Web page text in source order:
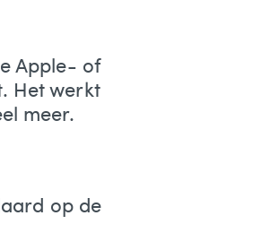
Apple- of
Het werkt
meer.
op de